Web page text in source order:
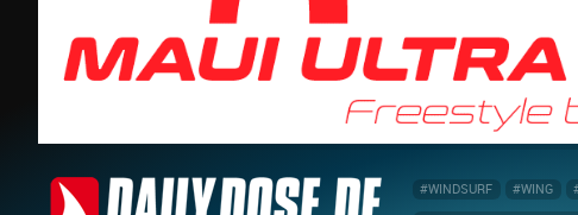
#WINDSURF #WING